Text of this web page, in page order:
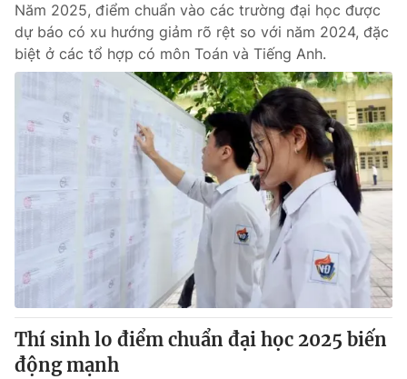
Năm 2025, điểm chuẩn vào các trường đại học được
dự báo có xu hướng giảm rõ rệt so với năm 2024, đặc
biệt ở các tổ hợp có môn Toán và Tiếng Anh.
Thí sinh lo điểm chuẩn đại học 2025 biến
động mạnh